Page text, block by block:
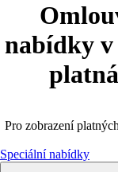
nabídky
Pro zobrazení
Speciální nabídky